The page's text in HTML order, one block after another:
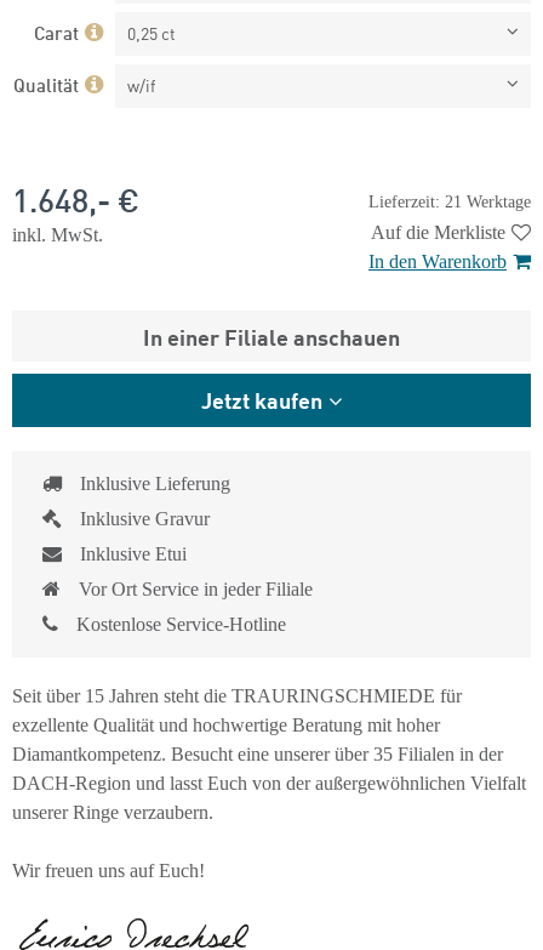
Carat 0,25 ct
Qualität w/if
Lieferzeit: 21 Werktage
1.648,- €
inkl. MwSt.
Auf die Merkliste
In den Warenkorb
In einer Filiale anschauen
Jetzt kaufen
Inklusive Lieferung
Inklusive Gravur
Inklusive Etui
Vor Ort Service in jeder Filiale
Kostenlose Service-Hotline
Seit über 15 Jahren steht die TRAURINGSCHMIEDE für
exzellente Qualität und hochwertige Beratung mit hoher
Diamantkompetenz. Besucht eine unserer über 35 Filialen in der
DACH-Region und lasst Euch von der außergewöhnlichen Vielfalt
unserer Ringe verzaubern.
Wir freuen uns auf Euch!